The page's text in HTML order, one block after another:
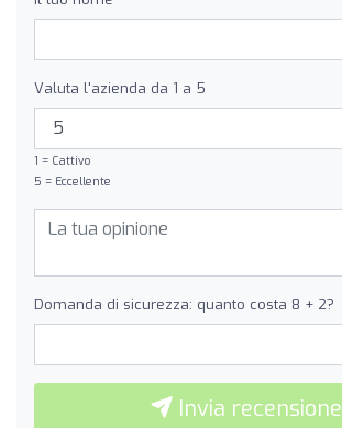
Valuta l'azienda da 1 a 5
1 = Cattivo
5 = Eccellente
Domanda di sicurezza: quanto costa 8 + 2?
Invia recensione